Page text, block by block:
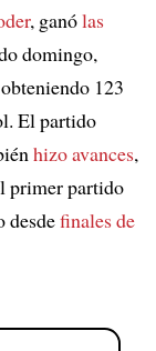
, ganólas
domingo,
123
El partido
hizo avances,
primer partido
desdefinales de